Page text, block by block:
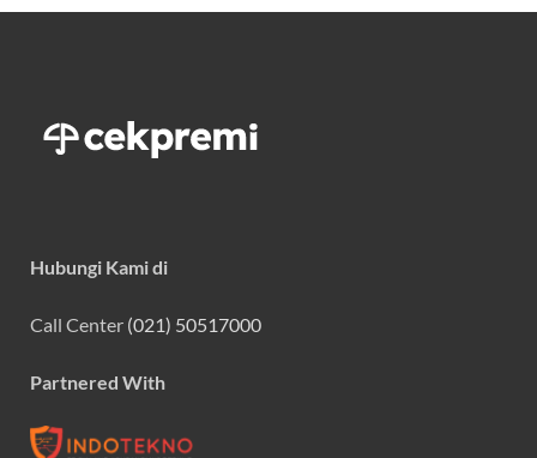
Hubungi Kami di
Call Center (021) 50517000
Partnered With